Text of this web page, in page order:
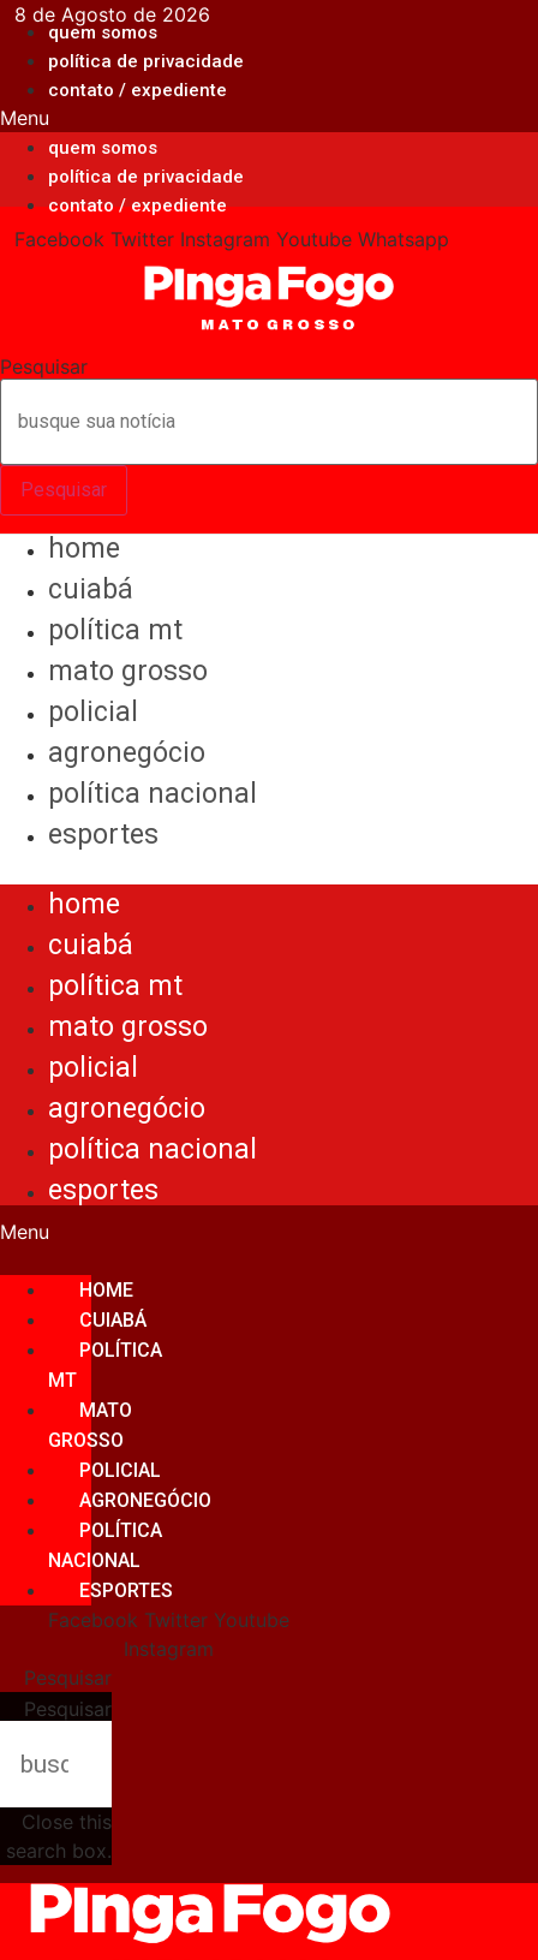
para
conteúdo
8 de Agosto de 2026
quem somos
política de privacidade
contato / expediente
Menu
quem somos
política de privacidade
contato / expediente
Facebook Twitter Instagram Youtube Whatsapp
Pesquisar
Pesquisar
home
cuiabá
política mt
mato grosso
policial
agronegócio
política nacional
esportes
home
cuiabá
política mt
mato grosso
policial
agronegócio
política nacional
esportes
Menu
HOME
CUIABÁ
POLÍTICA
MT
MATO
GROSSO
POLICIAL
AGRONEGÓCIO
POLÍTICA
NACIONAL
ESPORTES
Facebook Twitter Youtube
Instagram
Pesquisar
Pesquisar
Close this
search box.